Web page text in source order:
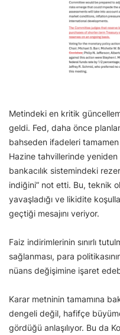
Metindeki en kritik
geldi. Fed, daha önce
bahseden ifadeleri tamamen
Hazine tahvillerinde yeniden
bankacılık sistemindeki
indiğini” not etti. Bu, teknik
yavaşladığı ve likidite
geçtiği mesajını veriyor.
Faiz indirimlerinin sınırlı
sağlanması, para
nüans değişimine işaret
Karar metninin tamamına
dengeli değil, hafifçe
gördüğü anlaşılıyor. Bu da